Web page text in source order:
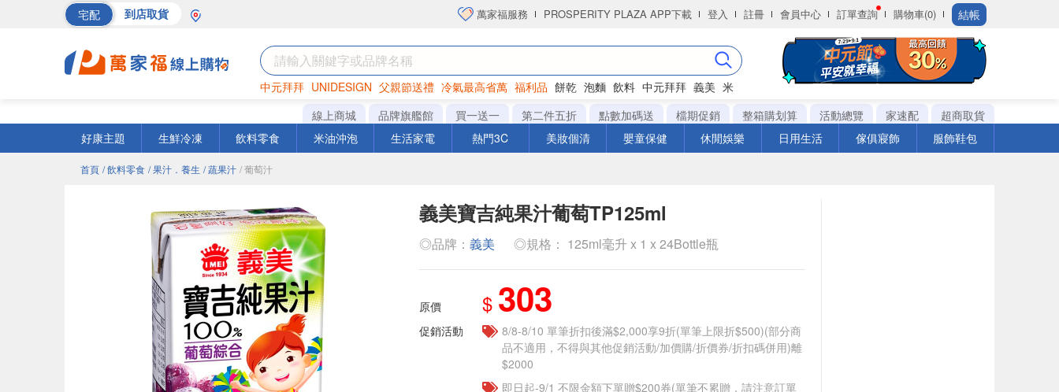
宅配 到店取貨 萬家福服務 PROSPERITY PLAZA APP下載 登入 註冊 會員中心 訂單查詢 購物車(0) 結帳
中元拜拜 UNIDESIGN 父親節送禮 冷氣最高省萬 福利品 餅乾 泡麵 飲料 中元拜拜 義美 米
罐頭 海苔 洋芋片
線上商城 品牌旗艦館 買一送一 第二件五折 點數加碼送 檔期促銷 整箱購划算 活動總覽 家速配
超商取貨
好康主題
生鮮冷凍 飲料零食 米油沖泡 生活家電 熱門3C 美妝個清 嬰童保健 休閒娛樂 日用生活 傢俱寢飾 服飾鞋包
首頁 / 飲料零食 / 果汁．養生 / 蔬果汁 / 葡萄汁
義美寶吉純果汁葡萄TP125ml
◎品牌： 義美 ◎規格： 125ml毫升 x 1 x 24Bottle瓶
原價 $ 303
促銷活動
8/8-8/10 單筆折扣後滿$2,000享9折(單筆上限折$500)(部分商
品不適用，不得與其他促銷活動/加價購/折價券/折扣碼併用)離
$2000
即日起-9/1 不限金額下單贈$200券(單筆不累贈，請注意訂單